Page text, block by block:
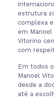
estrutura
complexa
em Manoel
Vitorino
com
Em todos
Manoel
desde a
até a